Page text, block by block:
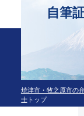
自筆
焼津市・牧之原市の
士トップ